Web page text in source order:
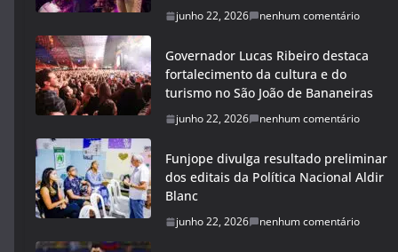
junho 22, 2026 nenhum comentário
Governador Lucas Ribeiro destaca
fortalecimento da cultura e do
turismo no São João de Bananeiras
junho 22, 2026 nenhum comentário
Funjope divulga resultado preliminar
dos editais da Política Nacional Aldir
Blanc
junho 22, 2026 nenhum comentário